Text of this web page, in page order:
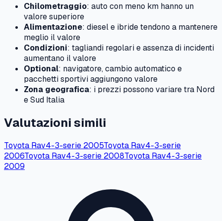
Chilometraggio: auto con meno km hanno un
valore superiore
Alimentazione: diesel e ibride tendono a mantenere
meglio il valore
Condizioni: tagliandi regolari e assenza di incidenti
aumentano il valore
Optional: navigatore, cambio automatico e
pacchetti sportivi aggiungono valore
Zona geografica: i prezzi possono variare tra Nord
e Sud Italia
Valutazioni simili
Toyota Rav4-3-serie 2005Toyota Rav4-3-serie
2006Toyota Rav4-3-serie 2008Toyota Rav4-3-serie
2009